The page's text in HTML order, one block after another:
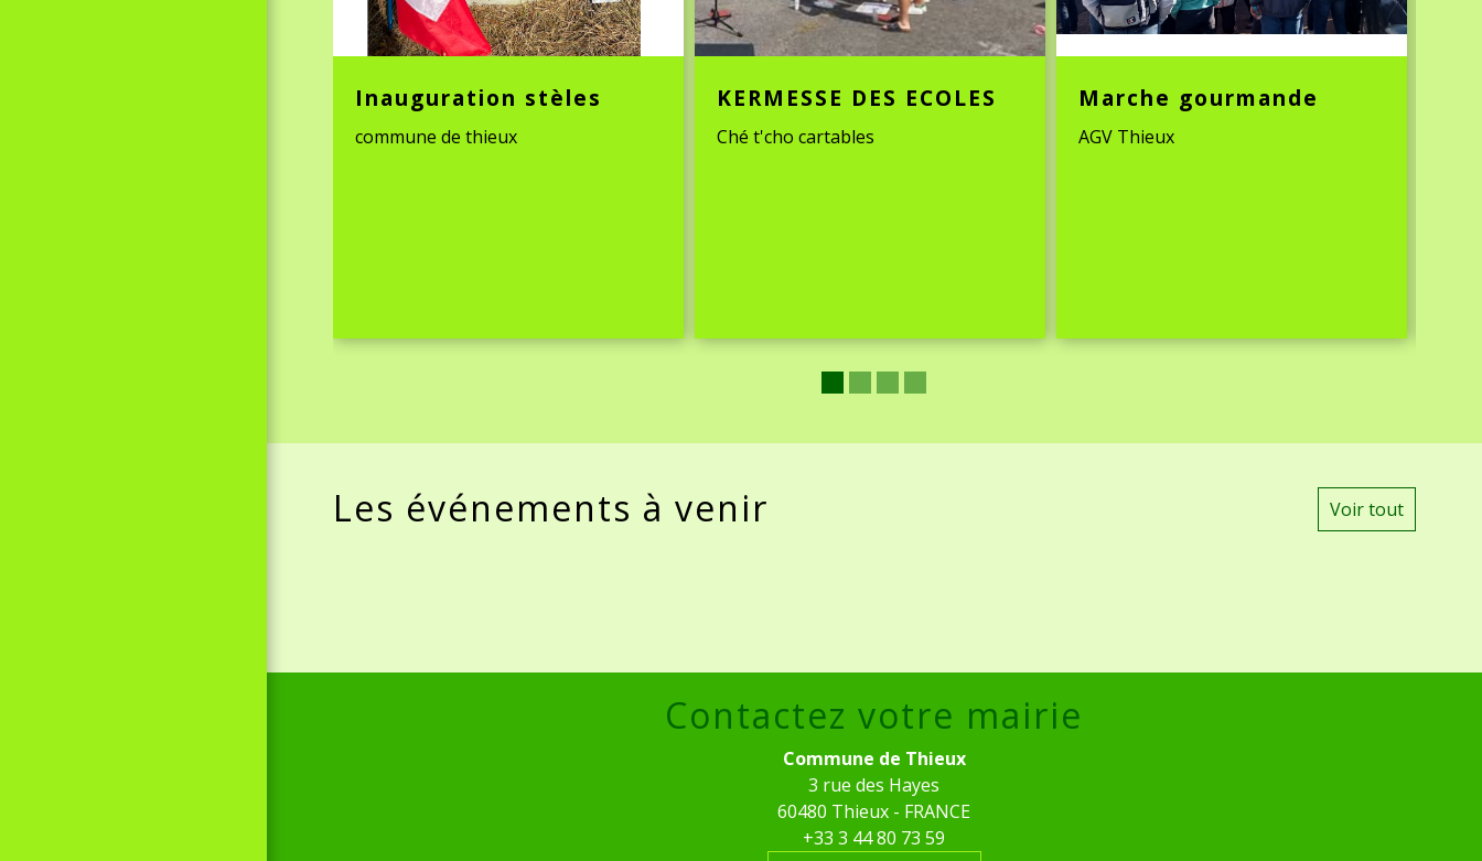
Inauguration stèles
commune de thieux
KERMESSE DES ECOLES
Ché t'cho cartables
Marche gourmande
AGV Thieux
Les événements à venir Voir tout
Contactez votre mairie
Commune de Thieux
3 rue des Hayes
60480 Thieux - FRANCE
+33 3 44 80 73 59